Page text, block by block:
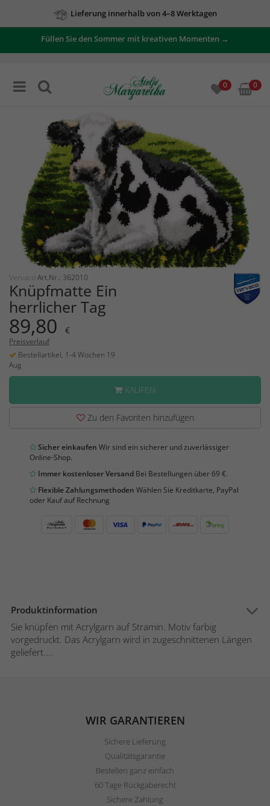
Lieferung innerhalb von 4–8 Werktagen
Füllen Sie den Sommer mit kreativen Momenten →
0 0
Vervaco Art.Nr.: 362010
Knüpfmatte Ein
herrlicher Tag
89,80 €
Preisverlauf
Bestellartikel, 1-4 Wochen 19
Aug
KAUFEN
Zu den Favoriten hinzufügen
Sicher einkaufen Wir sind ein sicherer und zuverlässiger
Online-Shop.
Immer kostenloser Versand Bei Bestellungen über 69 €.
Flexible Zahlungsmethoden Wählen Sie Kreditkarte, PayPal
oder Kauf auf Rechnung
Produktinformation
Sie knüpfen mit Acrylgarn auf Stramin. Motiv farbig
vorgedruckt. Das Acrylgarn wird in zugeschnittenen Längen
geliefert....
WIR GARANTIEREN
Sichere Lieferung
Qualitätsgarantie
Bestellen ganz einfach
60 Tage Rückgaberecht
Sichere Zahlung